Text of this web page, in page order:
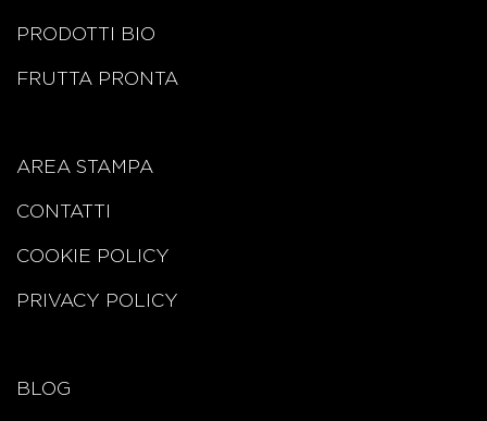
PRODOTTI BIO
FRUTTA PRONTA
AREA STAMPA
CONTATTI
COOKIE POLICY
PRIVACY POLICY
BLOG